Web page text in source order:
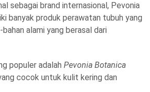
sebagai brand internasional, Pevonia
banyak produk perawatan tubuh yang
alami yang berasal dari
populer adalah Pevonia Botanica
cocok untuk kulit kering dan